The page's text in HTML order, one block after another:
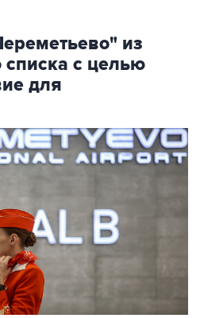
из
списка с целью
для